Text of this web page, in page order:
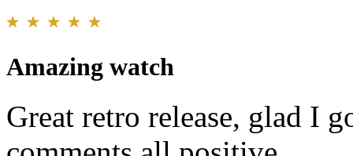
Amazing watch
Great retro release, glad I